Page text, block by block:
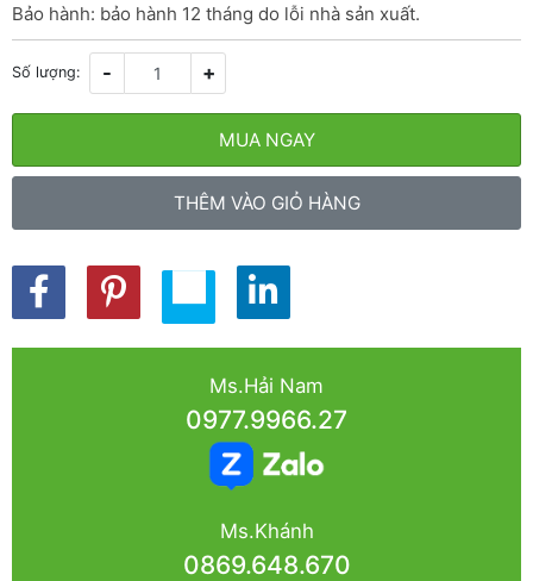
Bảo hành: bảo hành 12 tháng do lỗi nhà sản xuất.
Số lượng: - +
MUA NGAY
THÊM VÀO GIỎ HÀNG
Ms.Hải Nam
0977.9966.27
Ms.Khánh
0869.648.670